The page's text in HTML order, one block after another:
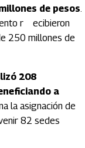
de pesos.
r ecibieron
250 millones de
208
a
la asignación de
82 sedes